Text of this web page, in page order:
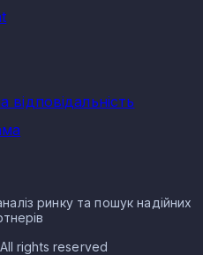
ринку та пошук надійних
rights reserved